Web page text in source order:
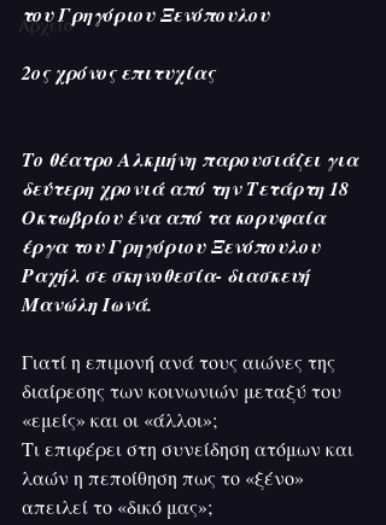
Αρχείο
του Γρηγόριου Ξενόπουλου
2ος χρόνος επιτυχίας
Το θέατρο Αλκμήνη παρουσιάζει για
δεύτερη χρονιά από την Τετάρτη 18
Οκτωβρίου ένα από τα κορυφαία
έργα του Γρηγόριου Ξενόπουλου
Ραχήλ σε σκηνοθεσία- διασκευή
Μανώλη Ιωνά.
Γιατί η επιμονή ανά τους αιώνες της
διαίρεσης των κοινωνιών μεταξύ του
«εμείς» και οι «άλλοι»;
Τι επιφέρει στη συνείδηση ατόμων και
λαών η πεποίθηση πως το «ξένο»
απειλεί το «δικό μας»;